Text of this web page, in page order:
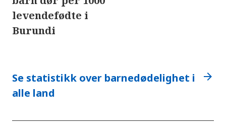
levendefødte i
Burundi
Se statistikk over barnedødelighet i
alle land
arrow_forward